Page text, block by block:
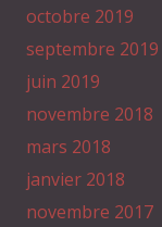
octobre 2019
septembre 2019
juin 2019
novembre 2018
mars 2018
janvier 2018
novembre 2017